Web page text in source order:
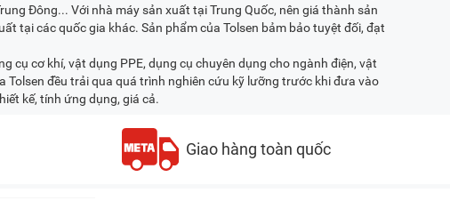
Đông... Với nhà máy sản xuất tại Trung Quốc, nên giá thành sản
tại các quốc gia khác. Sản phẩm của Tolsen bảm bảo tuyệt đối, đạt
cụ cơ khí, vật dụng PPE, dụng cụ chuyên dụng cho ngành điện, vật
đều trải qua quá trình nghiên cứu kỹ lưỡng trước khi đưa vào
kế, tính ứng dụng, giá cả.
Giao hàng toàn quốc